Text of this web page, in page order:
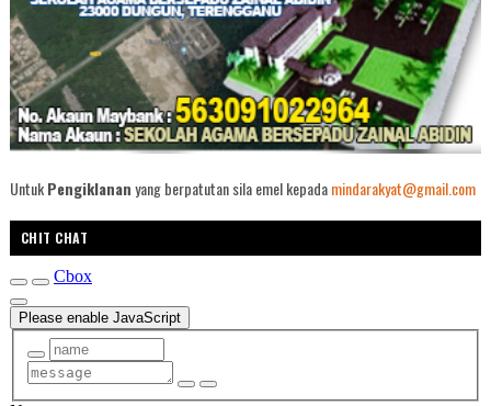
UntukPengiklananyang berpatutan sila emel kepadamindarakyat@gmail.com
CHIT CHAT